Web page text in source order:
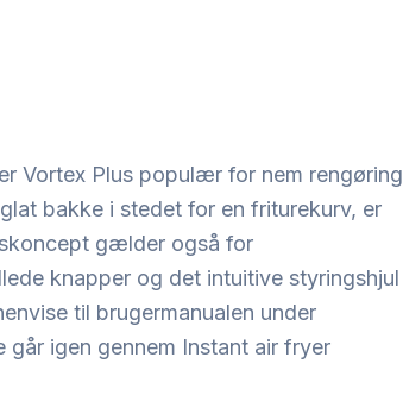
Vortex Plus populær for nem rengøring
bakke i stedet for en friturekurv, er
gælder også for
knapper og det intuitive styringshjul
til brugermanualen under
igen gennem Instant air fryer